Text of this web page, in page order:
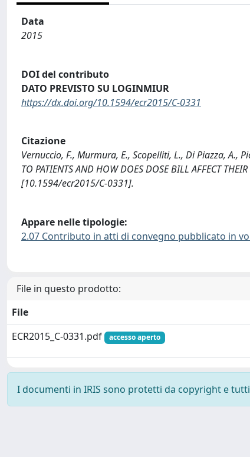
Data
2015
DOI del contributo
DATO PREVISTO SU LOGINMIUR
https://dx.doi.org/10.1594/ecr2015/C-0331
Citazione
Vernuccio, F., Murmura, E., Scopelliti, L., Di Piazza, A.,
TO PATIENTS AND HOW DOES DOSE BILL AFFECT
[10.1594/ecr2015/C-0331].
Appare nelle tipologie:
2.07 Contributo in atti di convegno pubblicato in
File in questo prodotto:
File
ECR2015_C-0331.pdf
accesso aperto
I documenti in IRIS sono protetti da copyright e